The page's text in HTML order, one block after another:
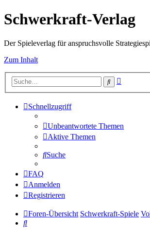
Schwerkraft-Verlag
Der Spieleverlag für anspruchsvolle
Zum Inhalt
Suche
Schnellzugriff
Unbeantwortete Themen
Aktive Themen
Suche
FAQ
Anmelden
Registrieren
Foren-Übersicht Schwerkraft-Spiele
Suche